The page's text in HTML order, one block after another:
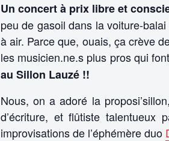
Un concert à prix libre et
peu de gasoil dans la voiture-
à air. Parce que, ouais, ça crève
les musicien.ne.s plus pros qui
au Sillon Lauzé !!
Nous, on a adoré la
d’écriture, et flûtiste
improvisations de l’éphémère duo